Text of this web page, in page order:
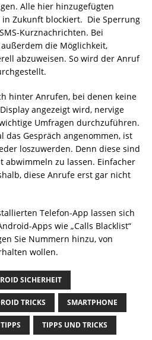
Alle hier hinzugefügten
Zukunft blockiert. Die Sperrung
Kurznachrichten. Bei
die Möglichkeit,
abzuweisen. So wird der Anruf
hinter Anrufen, bei denen keine
angezeigt wird, nervige
Umfragen durchzuführen.
das Gespräch angenommen, ist
loszuwerden. Denn diese sind
abwimmeln zu lassen. Einfacher
diese Anrufe erst gar nicht
Telefon-App lassen sich
Apps wie „Calls Blacklist“
Sie Nummern hinzu, von
wollen.
SICHERHEIT
TRICKS SMARTPHONE
TIPPS TIPPS UND TRICKS